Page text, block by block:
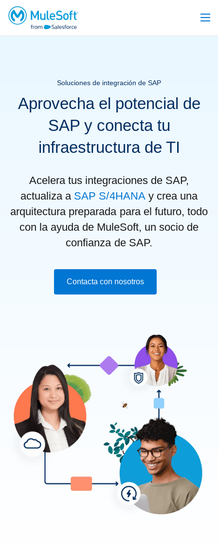
Soluciones de integración de SAP
Aprovecha el potencial de
SAP y conecta tu
infraestructura de TI
Acelera tus integraciones de SAP,
actualiza aSAP S/4HANAy crea una
arquitectura preparada para el futuro, todo
con la ayuda de MuleSoft, un socio de
confianza de SAP.
Contacta con nosotros